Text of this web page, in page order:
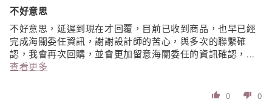
不好意思
不好意思，延遲到現在才回覆，目前已收到商品，也早已經
完成海關委任資訊，謝謝設計師的苦心，與多次的聯繫確
認，我會再次回購，並會更加留意海關委任的資訊確認，...
查看更多
0 0